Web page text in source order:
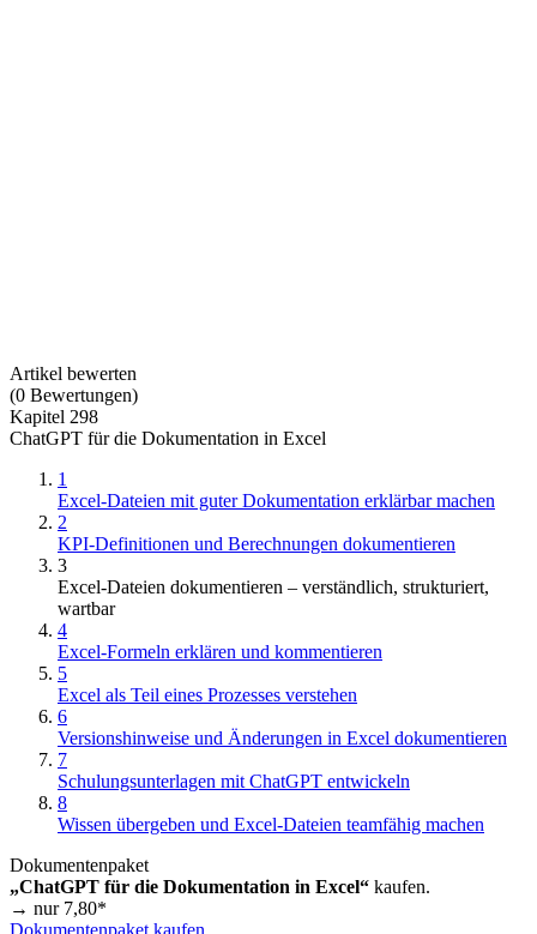
Artikel bewerten
(0 Bewertungen)
Kapitel 298
ChatGPT für die Dokumentation in Excel
1
Excel-Dateien mit guter Dokumentation erklärbar machen
2
KPI-Definitionen und Berechnungen dokumentieren
3
Excel-Dateien dokumentieren – verständlich, strukturiert,
wartbar
4
Excel-Formeln erklären und kommentieren
5
Excel als Teil eines Prozesses verstehen
6
Versionshinweise und Änderungen in Excel dokumentieren
7
Schulungsunterlagen mit ChatGPT entwickeln
8
Wissen übergeben und Excel-Dateien teamfähig machen
Dokumentenpaket
„ChatGPT für die Dokumentation in Excel“ kaufen.
→ nur 7,80*